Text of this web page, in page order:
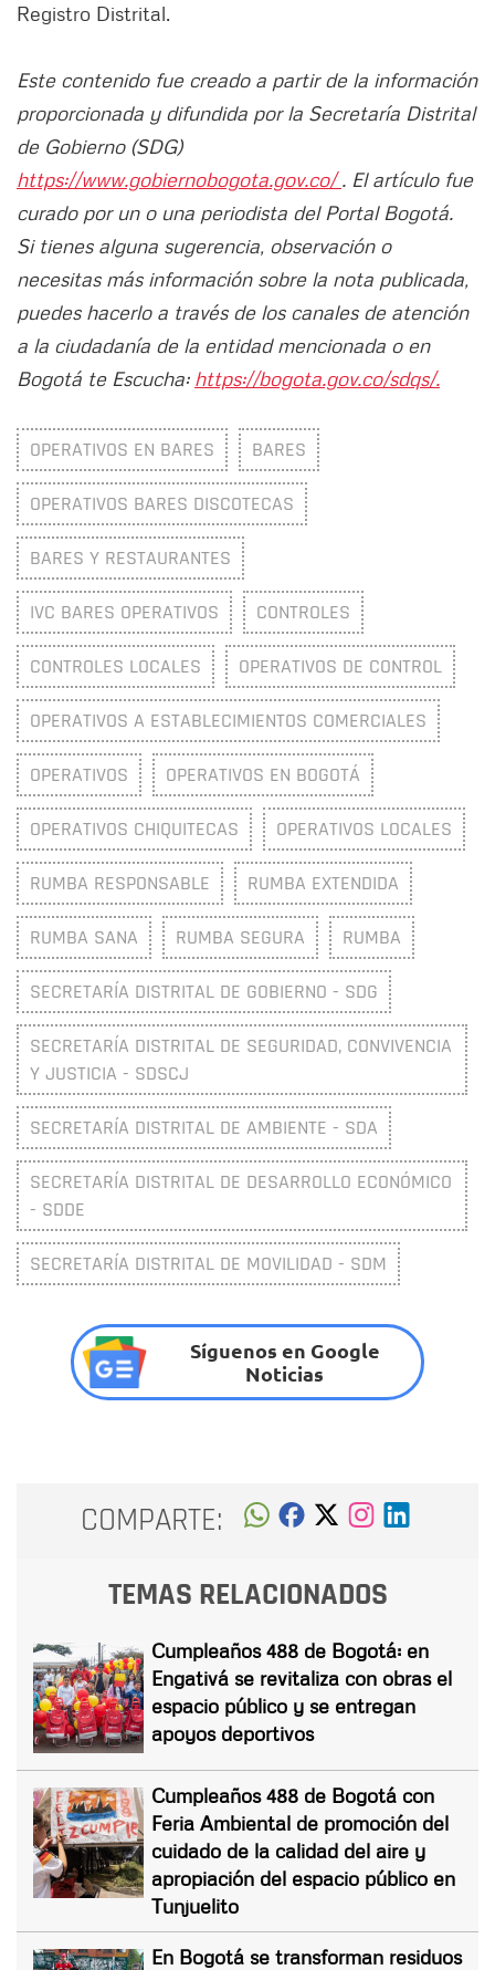
Registro Distrital.
Este contenido fue creado a partir de la información
proporcionada y difundida por la Secretaría Distrital
de Gobierno (SDG)
https://www.gobiernobogota.gov.co/. El artículo fue
curado por un o una periodista del Portal Bogotá.
Si tienes alguna sugerencia, observación o
necesitas más información sobre la nota publicada,
puedes hacerlo a través de los canales de atención
a la ciudadanía de la entidad mencionada o en
Bogotá te Escucha: https://bogota.gov.co/sdqs/.
OPERATIVOS EN BARES BARES
OPERATIVOS BARES DISCOTECAS
BARES Y RESTAURANTES
IVC BARES OPERATIVOS CONTROLES
CONTROLES LOCALES OPERATIVOS DE CONTROL
OPERATIVOS A ESTABLECIMIENTOS COMERCIALES
OPERATIVOS OPERATIVOS EN BOGOTÁ
OPERATIVOS CHIQUITECAS OPERATIVOS LOCALES
RUMBA RESPONSABLE RUMBA EXTENDIDA
RUMBA SANA RUMBA SEGURA RUMBA
SECRETARÍA DISTRITAL DE GOBIERNO - SDG
SECRETARÍA DISTRITAL DE SEGURIDAD, CONVIVENCIA
Y JUSTICIA - SDSCJ
SECRETARÍA DISTRITAL DE AMBIENTE - SDA
SECRETARÍA DISTRITAL DE DESARROLLO ECONÓMICO
- SDDE
SECRETARÍA DISTRITAL DE MOVILIDAD - SDM
Síguenos en Google
Noticias
COMPARTE:
TEMAS RELACIONADOS
Cumpleaños 488 de Bogotá: en
Engativá se revitaliza con obras el
espacio público y se entregan
apoyos deportivos
Cumpleaños 488 de Bogotá con
Feria Ambiental de promoción del
cuidado de la calidad del aire y
apropiación del espacio público en
Tunjuelito
En Bogotá se transforman residuos